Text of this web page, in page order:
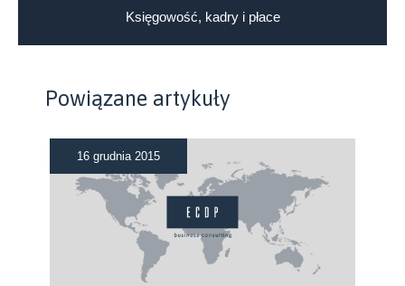
Księgowość, kadry i płace
Powiązane artykuły
16 grudnia 2015